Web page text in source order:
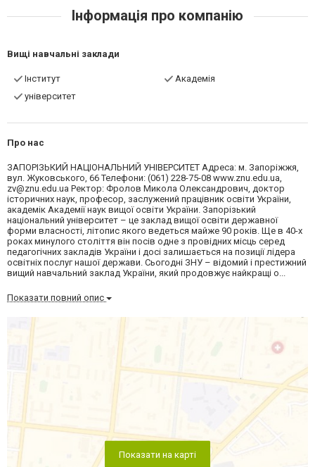
Інформація про компанію
Вищі навчальні заклади
Інститут
Академія
університет
Про нас
ЗАПОРІЗЬКИЙ НАЦІОНАЛЬНИЙ УНІВЕРСИТЕТ Адреса: м. Запоріжжя,
вул. Жуковського, 66 Телефони: (061) 228-75-08 www.znu.edu.ua,
zv@znu.edu.ua Ректор: Фролов Микола Олександрович, доктор
історичних наук, професор, заслужений працівник освіти України,
академік Академії наук вищої освіти України. Запорізький
національний університет – це заклад вищої освіти державної
форми власності, літопис якого ведеться майже 90 років. Ще в 40-х
роках минулого століття він посів одне з провідних місць серед
педагогічних закладів України і досі залишається на позиції лідера
освітніх послуг нашої держави. Сьогодні ЗНУ – відомий і престижний
вищий навчальний заклад України, який продовжує найкращі о...
Показати повний опис
Показати на карті